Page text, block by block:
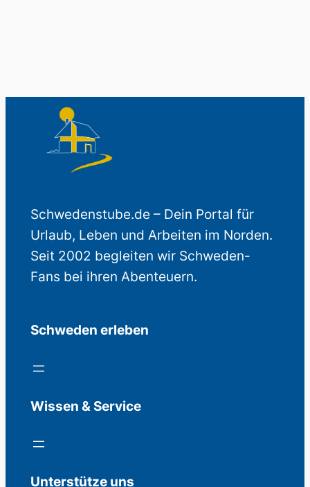
Schwedenstube.de – Dein Portal für
Urlaub, Leben und Arbeiten im Norden.
Seit 2002 begleiten wir Schweden-
Fans bei ihren Abenteuern.
Schweden erleben
Wissen & Service
Unterstütze uns